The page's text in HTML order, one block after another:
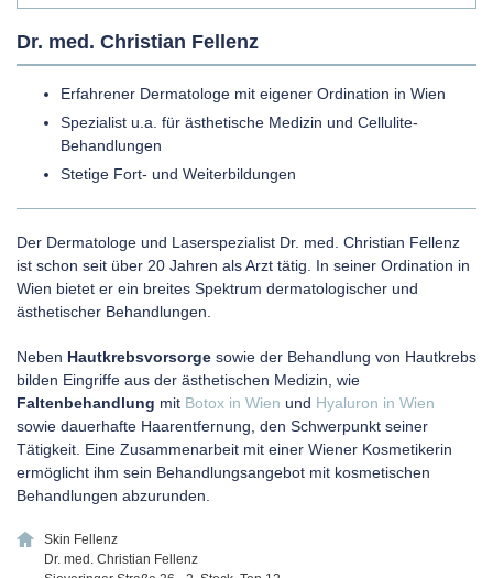
Dr. med. Christian Fellenz
Erfahrener Dermatologe mit eigener Ordination in Wien
Spezialist u.a. für ästhetische Medizin und Cellulite-
Behandlungen
Stetige Fort- und Weiterbildungen
Der Dermatologe und Laserspezialist Dr. med. Christian Fellenz
ist schon seit über 20 Jahren als Arzt tätig. In seiner Ordination in
Wien bietet er ein breites Spektrum dermatologischer und
ästhetischer Behandlungen.
Neben Hautkrebsvorsorge sowie der Behandlung von Hautkrebs
bilden Eingriffe aus der ästhetischen Medizin, wie
Faltenbehandlung mit Botox in Wien und Hyaluron in Wien
sowie dauerhafte Haarentfernung, den Schwerpunkt seiner
Tätigkeit. Eine Zusammenarbeit mit einer Wiener Kosmetikerin
ermöglicht ihm sein Behandlungsangebot mit kosmetischen
Behandlungen abzurunden.
Skin Fellenz
Dr. med. Christian Fellenz